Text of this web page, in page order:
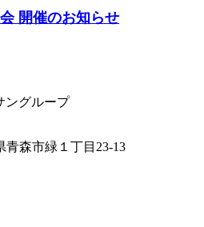
開催のお知らせ
森市緑１丁目23-13